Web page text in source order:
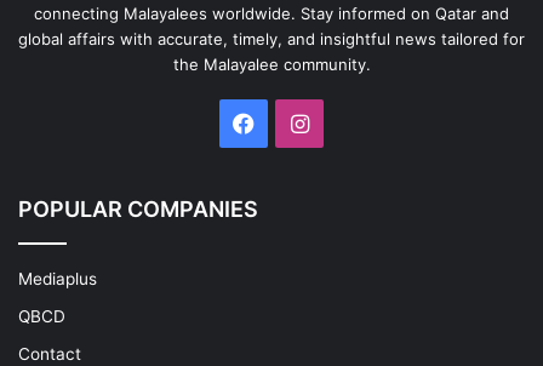
connecting Malayalees worldwide. Stay informed on Qatar and
global affairs with accurate, timely, and insightful news tailored for
the Malayalee community.
FacebookInstagram
POPULAR COMPANIES
Mediaplus
QBCD
Contact